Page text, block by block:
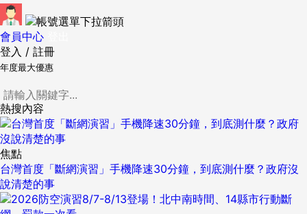
會員中心
登入 / 註冊
年度最大優惠
熱搜內容
焦點
台灣首度「斷網演習」手機降速30分鐘，到底測什麼？政府沒
說清楚的事